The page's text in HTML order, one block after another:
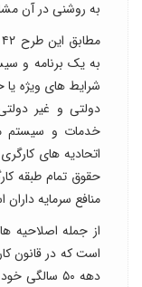
به روشنی در آن
به یک برنامه و
شرایط های ویژه
دولتی و غیر
خدمات و سیستم
اتحادیه های
حقوق تمام طبقه
منافع سرمایه
از جمله اصلاحیه
است که در قانون
دهه ۵۰